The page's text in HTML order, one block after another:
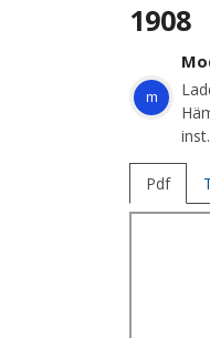
1908
m
Pdf